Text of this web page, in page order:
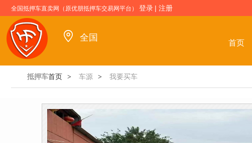
全国抵押车直卖网（原优朋抵押车交易网平台） 登录 | 注册
全国
首页
抵押车首页 > 车源 > 我要买车